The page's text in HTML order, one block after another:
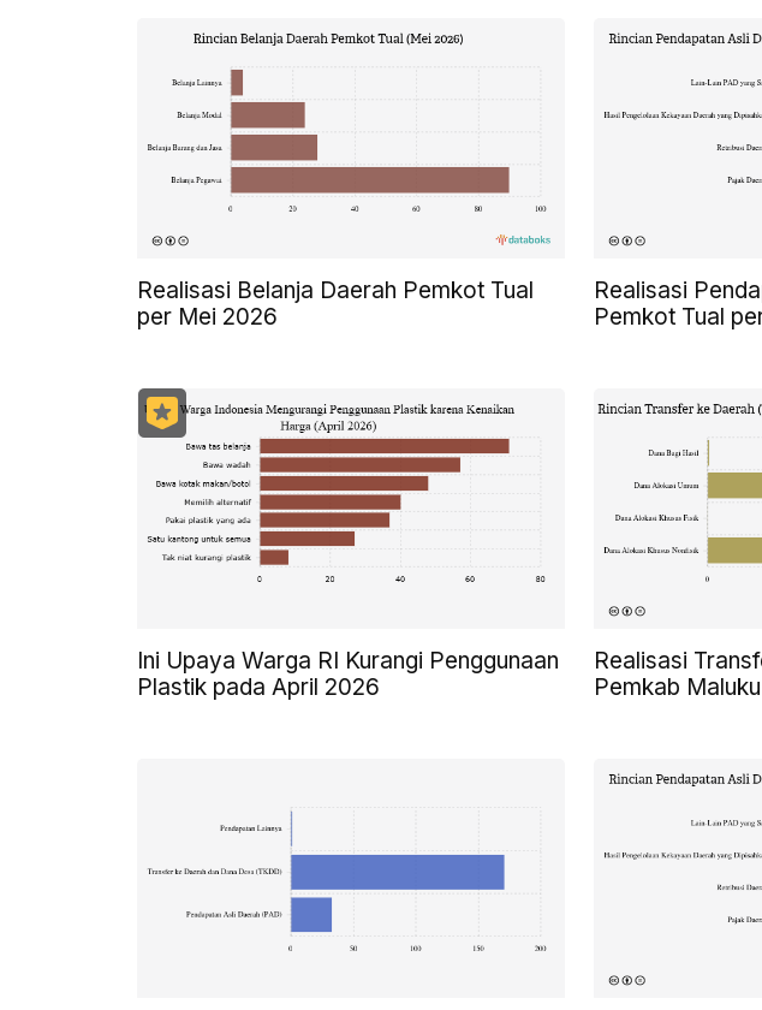
Realisasi Belanja Daerah Pemkot Tual
per Mei 2026
Realisasi
Pemkot Tual
Ini Upaya Warga RI Kurangi Penggunaan
Plastik pada April 2026
Realisasi
Pemkab